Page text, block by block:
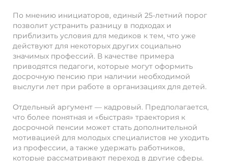
По мнению инициаторов, единый 25-летний порог
позволит устранить разницу в подходах и
приблизить условия для медиков к тем, что уже
действуют для некоторых других социально
значимых профессий. В качестве примера
приводятся педагоги, которые могут оформить
досрочную пенсию при наличии необходимой
выслуги лет при работе в организациях для детей.
Отдельный аргумент — кадровый. Предполагается,
что более понятная и «быстрая» траектория к
досрочной пенсии может стать дополнительной
мотивацией для молодых специалистов не уходить
из профессии, а также удержать работников,
которые рассматривают переход в другие сферы.